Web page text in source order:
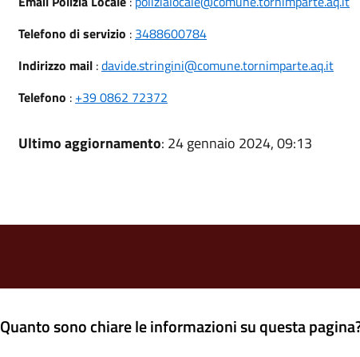
Telefono di servizio : 3488600784
Indirizzo mail:davide.stringini@comune.tornimparte.aq.it
Telefono : +39 0862 72372
Ultimo aggiornamento: 24 gennaio 2024, 09:13
Quanto sono chiare le informazioni su questa